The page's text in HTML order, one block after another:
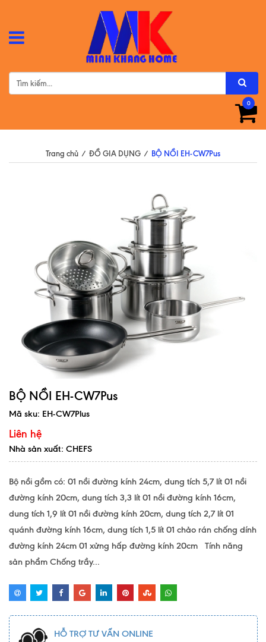
0
Trang chủ / ĐỒ GIA DỤNG / BỘ NỒI EH-CW7Pus
BỘ NỒI EH-CW7Pus
Mã sku: EH-CW7Plus
Liên hệ
Nhà sản xuất: CHEFS
Bộ nồi gồm có: 01 nồi đường kính 24cm, dung tích 5,7 lít 01 nồi
đường kính 20cm, dung tích 3,3 lít 01 nồi đường kính 16cm,
dung tích 1,9 lít 01 nồi đường kính 20cm, dung tích 2,7 lít 01
quánh đường kính 16cm, dung tích 1,5 lít 01 chảo rán chống dính
đường kính 24cm 01 xửng hấp đường kính 20cm Tính năng
sản phẩm Chống trầy...
HỖ TRỢ TƯ VẤN ONLINE